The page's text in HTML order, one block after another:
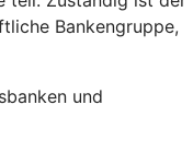
Bankengruppe,
und